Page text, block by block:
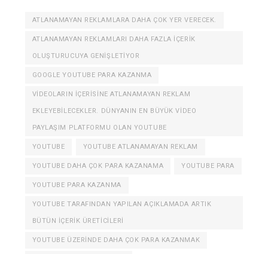
ATLANAMAYAN REKLAMLARA DAHA ÇOK YER VERECEK.
ATLANAMAYAN REKLAMLARI DAHA FAZLA IÇERIK
OLUŞTURUCUYA GENIŞLETIYOR
GOOGLE YOUTUBE PARA KAZANMA
VIDEOLARIN IÇERISINE ATLANAMAYAN REKLAM
EKLEYEBILECEKLER. DÜNYANIN EN BÜYÜK VIDEO
PAYLAŞIM PLATFORMU OLAN YOUTUBE
YOUTUBE YOUTUBE ATLANAMAYAN REKLAM
YOUTUBE DAHA ÇOK PARA KAZANAMA YOUTUBE PARA
YOUTUBE PARA KAZANMA
YOUTUBE TARAFINDAN YAPILAN AÇIKLAMADA ARTIK
BÜTÜN IÇERIK ÜRETICILERI
YOUTUBE ÜZERINDE DAHA ÇOK PARA KAZANMAK